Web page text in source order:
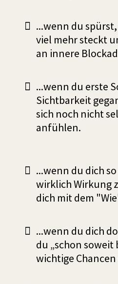
...wenn du
viel mehr steckt
an innere
...wenn du erste
Sichtbarkeit
sich noch nicht
anfühlen.
...wenn du dich
wirklich Wirkung
dich mit dem
...wenn du dich
du „schon
wichtige